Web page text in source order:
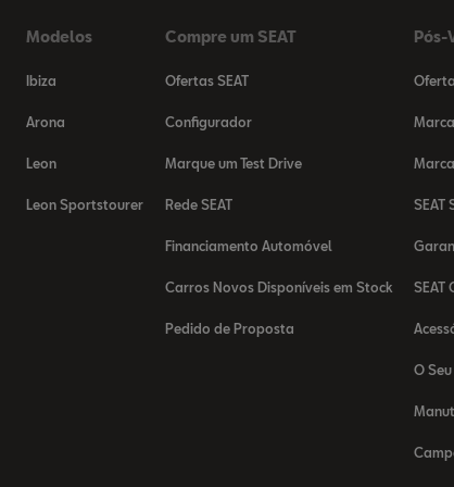
Modelos
Ibiza
Arona
Leon
Leon Sportstourer
Compre um SEAT
Ofertas SEAT
Configurador
Marque um Test Drive
Rede SEAT
Financiamento Automóvel
Carros Novos Disponíveis em Stock
Pedido de Proposta
Pós-
SEAT
SEAT
O Seu